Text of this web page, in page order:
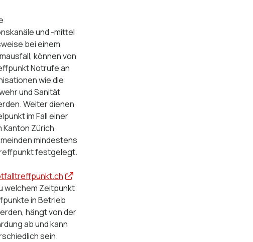
und -mittel
bei einem
können von
Notrufe an
wie die
und Sanität
Weiter dienen
im Fall einer
Kanton Zürich
mindestens
festgelegt.
welchem Zeitpunkt
in Betrieb
hängt von der
ab und kann
sein.